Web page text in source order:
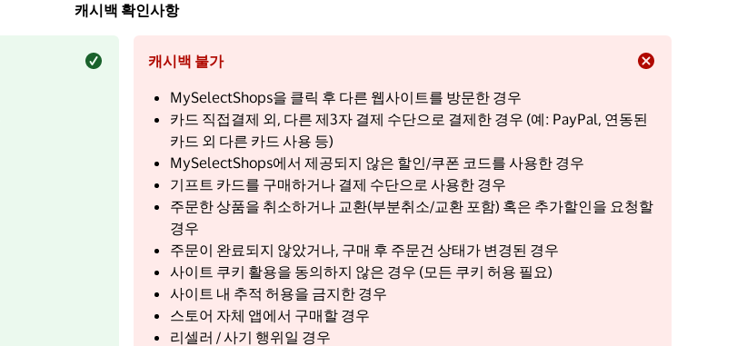
캐시백 확인사항
캐시백 불가
MySelectShops을 클릭 후 다른 웹사이트를 방문한 경우
카드 직접결제 외, 다른 제3자 결제 수단으로 결제한 경우 (예: PayPal, 연동된
카드 외 다른 카드 사용 등)
MySelectShops에서 제공되지 않은 할인/쿠폰 코드를 사용한 경우
기프트 카드를 구매하거나 결제 수단으로 사용한 경우
주문한 상품을 취소하거나 교환(부분취소/교환 포함) 혹은 추가할인을 요청할
경우
주문이 완료되지 않았거나, 구매 후 주문건 상태가 변경된 경우
사이트 쿠키 활용을 동의하지 않은 경우 (모든 쿠키 허용 필요)
사이트 내 추적 허용을 금지한 경우
스토어 자체 앱에서 구매할 경우
리셀러 / 사기 행위일 경우